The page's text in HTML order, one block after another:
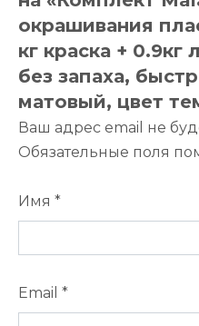
окрашивания
кг краска + 0.9кг
без запаха,
матовый, цвет
Ваш адрес email не
Обязательные поля
Имя *
Email *